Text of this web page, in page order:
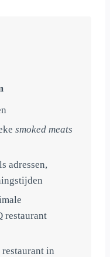
smoked meats
adressen,
restaurant
in